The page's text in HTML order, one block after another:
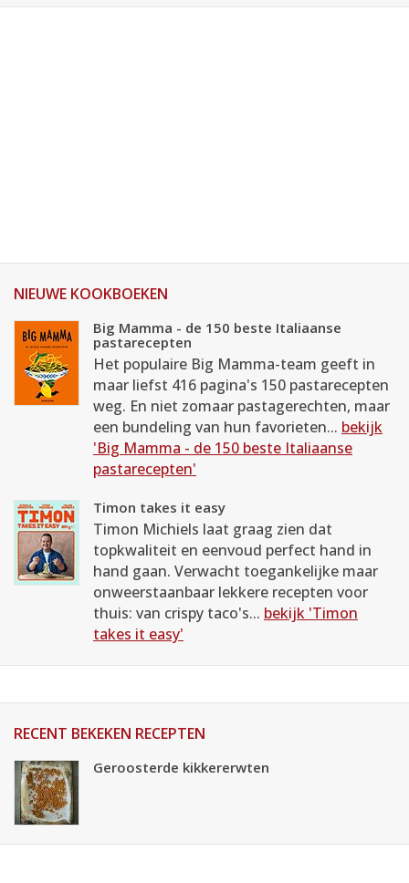
NIEUWE KOOKBOEKEN
Big Mamma - de 150 beste Italiaanse
pastarecepten
Het populaire Big Mamma-team geeft in
maar liefst 416 pagina's 150 pastarecepten
weg. En niet zomaar pastagerechten, maar
een bundeling van hun favorieten... bekijk
'Big Mamma - de 150 beste Italiaanse
pastarecepten'
Timon takes it easy
Timon Michiels laat graag zien dat
topkwaliteit en eenvoud perfect hand in
hand gaan. Verwacht toegankelijke maar
onweerstaanbaar lekkere recepten voor
thuis: van crispy taco's... bekijk 'Timon
takes it easy'
RECENT BEKEKEN RECEPTEN
Geroosterde kikkererwten